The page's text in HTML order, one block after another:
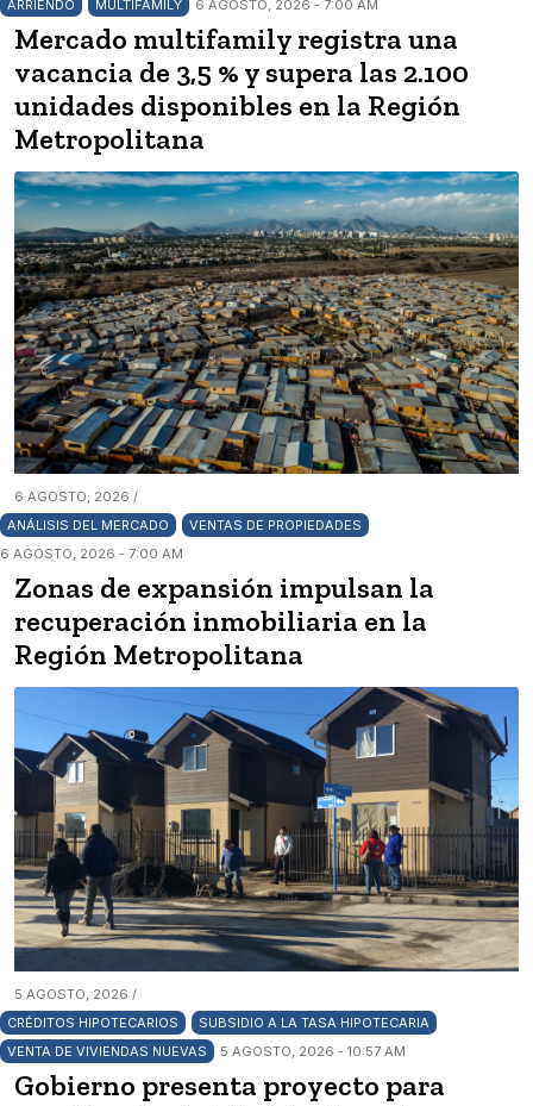
ARRIENDO MULTIFAMILY 6 AGOSTO, 2026 - 7:00 AM
Mercado multifamily registra una
vacancia de 3,5 % y supera las 2.100
unidades disponibles en la Región
Metropolitana
6 AGOSTO, 2026 /
ANÁLISIS DEL MERCADO
VENTAS DE PROPIEDADES
6 AGOSTO, 2026 - 7:00 AM
Zonas de expansión impulsan la
recuperación inmobiliaria en la
Región Metropolitana
5 AGOSTO, 2026 /
CRÉDITOS HIPOTECARIOS
SUBSIDIO A LA TASA HIPOTECARIA
VENTA DE VIVIENDAS NUEVAS
5 AGOSTO, 2026 - 10:57 AM
Gobierno presenta proyecto para